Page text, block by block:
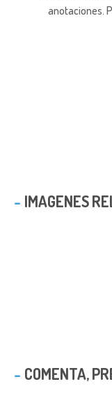
anotaciones.
IMAGENES
COMENTA,